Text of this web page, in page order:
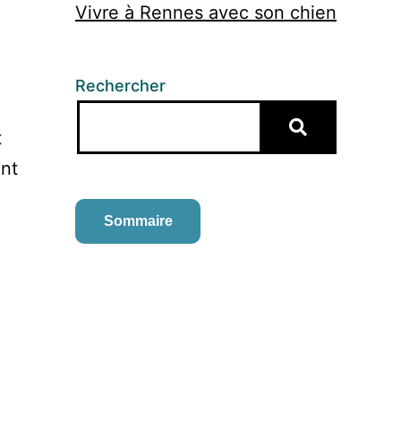
Vivre à Rennes avec son chien
Rechercher
Sommaire